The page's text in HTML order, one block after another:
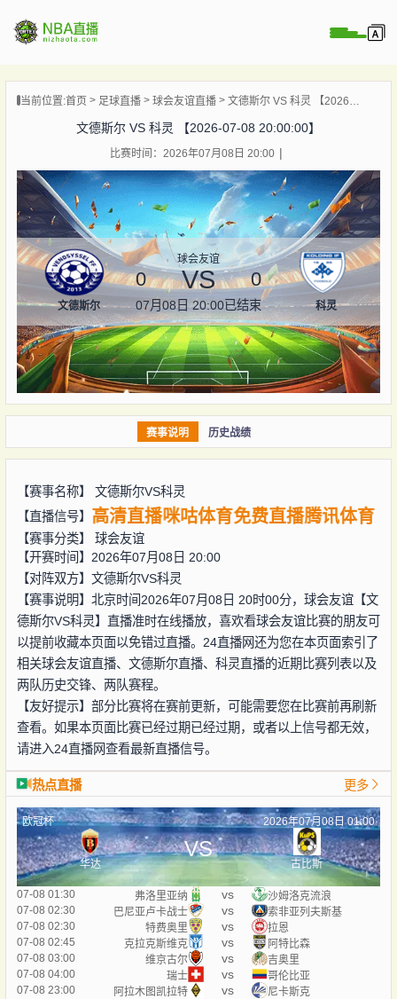
播当前位置:首页 足球直播 球会友谊直播 文德斯尔 VS 科灵 【2026-07-08 20:00:00】
文德斯尔 VS 科灵 【2026-07-08 20:00:00】
比赛时间：2026年07月08日 20:00
文德斯尔
球会友谊
0 VS 0
07月08日 20:00已结束 科灵
赛事说明 历史战绩
【赛事名称】 文德斯尔VS科灵
【直播信号】 高清直播咪咕体育免费直播腾讯体育
【赛事分类】 球会友谊
【开赛时间】2026年07月08日 20:00
【对阵双方】 文德斯尔VS科灵
【赛事说明】北京时间2026年07月08日 20时00分，球会友谊【文
德斯尔VS科灵】直播准时在线播放，喜欢看球会友谊比赛的朋友可
以提前收藏本页面以免错过直播。24直播网还为您在本页面索引了
相关球会友谊直播、文德斯尔直播、科灵直播的近期比赛列表以及
两队历史交锋、两队赛程。
【友好提示】部分比赛将在赛前更新，可能需要您在比赛前再刷新
查看。如果本页面比赛已经过期已经过期，或者以上信号都无效，
请进入24直播网查看最新直播信号。
热点直播 更多
欧冠杯 2026年07月08日 01:00
华达
VS
古比斯
07-08 01:30 弗洛里亚纳 vs
沙姆洛克流浪
07-08 02:30
巴尼亚卢卡战士 vs
索非亚列夫斯基
07-08 02:30
特费奥里 vs
拉恩
07-08 02:45
克拉克斯维克 vs
阿特比森
07-08 03:00
维京古尔 vs
吉奥里
07-08 04:00
瑞士 vs
哥伦比亚
07-08 23:00
阿拉木图凯拉特 vs 尼卡斯克